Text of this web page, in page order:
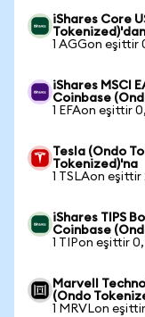
iShares Core
1 AGGon eşittir
iShares MSCI
Coinbase
1 EFAon eşittir
Tesla (Ondo
Tokenized)'na
1 TSLAon
iShares TIPS
Coinbase
1 TIPon eşittir
Marvell
(Ondo
1 MRVLon